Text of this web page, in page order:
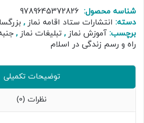
مدیران
عدد
شناسه محصول: 9789645372826
دسته: انتشارات ستاد اقامه نماز ,
برچسب: آموزش نماز , تبلیغات نماز ,
راه و رسم زندگی در اسلام
توضیحات تکمیلی
نظرات (0)